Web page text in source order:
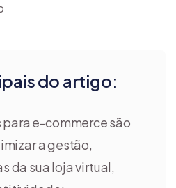
do artigo:
e-commerce são
a gestão,
da sua loja virtual,